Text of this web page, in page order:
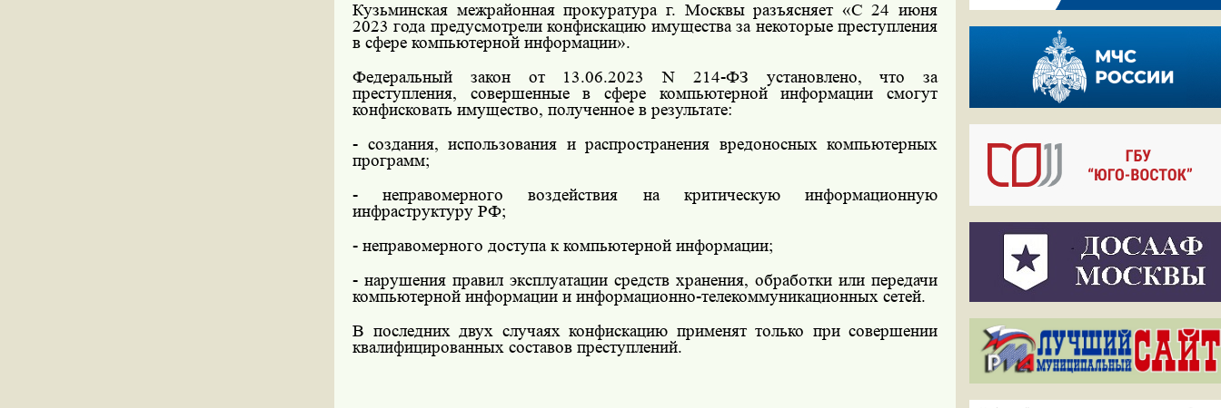
Кузьминская межрайонная прокуратура г. Москвы разъясняет «С 24 июня
2023 года предусмотрели конфискацию имущества за некоторые преступления
в сфере компьютерной информации».
Федеральный закон от 13.06.2023 N 214-ФЗ установлено, что за
преступления, совершенные в сфере компьютерной информации смогут
конфисковать имущество, полученное в результате:
- создания, использования и распространения вредоносных компьютерных
программ;
- неправомерного воздействия на критическую информационную
инфраструктуру РФ;
- неправомерного доступа к компьютерной информации;
- нарушения правил эксплуатации средств хранения, обработки или передачи
компьютерной информации и информационно-телекоммуникационных сетей.
В последних двух случаях конфискацию применят только при совершении
квалифицированных составов преступлений.